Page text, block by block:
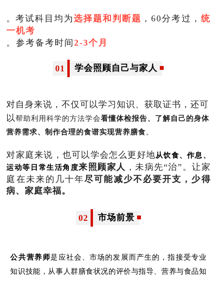
。考试科目均为选择题和判断题 ，60分考过， 统
一机考
。参考备考时间2-3个月
01 学会照顾自己与家人
对自身来说，不仅可以学习知识、获取证书，还可
以帮助利用科学的方法学会看懂体检报告、了解自己的身体
营养需求、制作合理的食谱实现营养膳食。
对家庭来说，也可以学会怎么更好地从饮食、作息、
运动等日常生活角度来照顾家人 ，未病先“治”。让家
庭在未来的几十年尽可能减少不必要开支，少得
病、家庭幸福。
02 市场前景
公共营养师是应社会、市场的发展而产生的，指接受专业
知识技能，从事人群膳食状况的评价与指导、营养与食品知